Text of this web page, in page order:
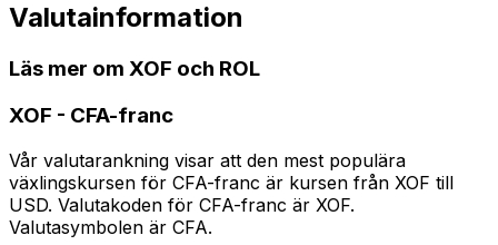
Valutainformation
Läs mer om XOF och ROL
XOF - CFA-franc
Vår valutarankning visar att den mest populära
växlingskursen för CFA-franc är kursen från XOF till
USD. Valutakoden för CFA-franc är XOF.
Valutasymbolen är CFA.